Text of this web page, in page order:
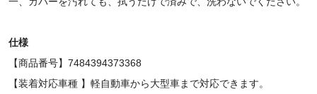
仕様
【商品番号】7484394373368
【装着対応車種 】軽自動車から大型車まで対応できます。